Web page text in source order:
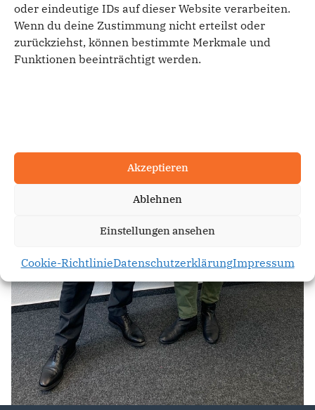
oder eindeutige IDs auf dieser Website verarbeiten.
Wenn du deine Zustimmung nicht erteilst oder
zurückziehst, können bestimmte Merkmale und
Funktionen beeinträchtigt werden.
Akzeptieren
Ablehnen
Einstellungen ansehen
Cookie-RichtlinieDatenschutzerklärungImpressum